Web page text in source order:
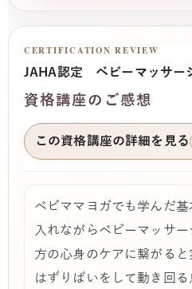
CERTIFICATION REVIEW
JAHA認定 ベビーマッサー
資格講座のご感想
この資格講座の詳細を見る
ベビママヨガでも学んだ
入れながらベビーマッサ
方の心身のケアに繋がる
はずりばいをして動き回